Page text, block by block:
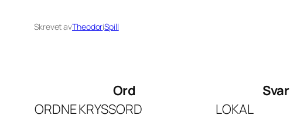
Skrevet avTheodoriSpill
Ord Svar
ORDNE KRYSSORD
LOKAL